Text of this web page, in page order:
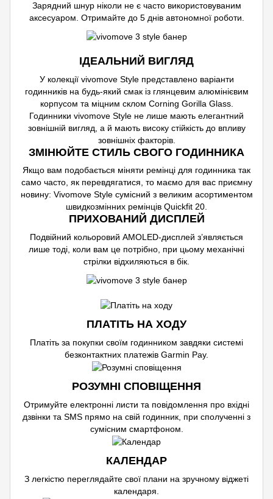
Зарядний шнур ніколи не є часто використовуваним
аксесуаром. Отримайте до 5 днів автономної роботи.
ІДЕАЛЬНИЙ ВИГЛЯД
У колекції vivomove Style представлено варіанти
годинників на будь-який смак із глянцевим алюмінієвим
корпусом та міцним склом Corning Gorilla Glass.
Годинники vivomove Style не лише мають елегантний
зовнішній вигляд, а й мають високу стійкість до впливу
зовнішніх факторів.
ЗМІНЮЙТЕ СТИЛЬ СВОГО ГОДИННИКА
Якщо вам подобається міняти ремінці для годинника так
само часто, як перевдягатися, то маємо для вас приємну
новину: Vivomove Style сумісний з великим асортиментом
швидкозмінних ремінців Quickfit 20.
ПРИХОВАНИЙ ДИСПЛЕЙ
Подвійний кольоровий AMOLED-дисплей з’являється
лише тоді, коли вам це потрібно, при цьому механічні
стрілки відхиляються в бік.
ПЛАТІТЬ НА ХОДУ
Платіть за покупки своїм годинником завдяки системі
безконтактних платежів Garmin Pay.
РОЗУМНІ СПОВІЩЕННЯ
Отримуйте електронні листи та повідомлення про вхідні
дзвінки та SMS прямо на свій годинник, при сполученні з
сумісним смартфоном.
КАЛЕНДАР
З легкістю переглядайте свої плани на зручному віджеті
календаря.